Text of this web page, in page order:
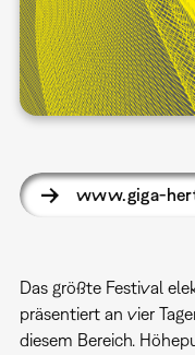
www.giga-
Das größte Festival
präsentiert an vier
diesem Bereich.